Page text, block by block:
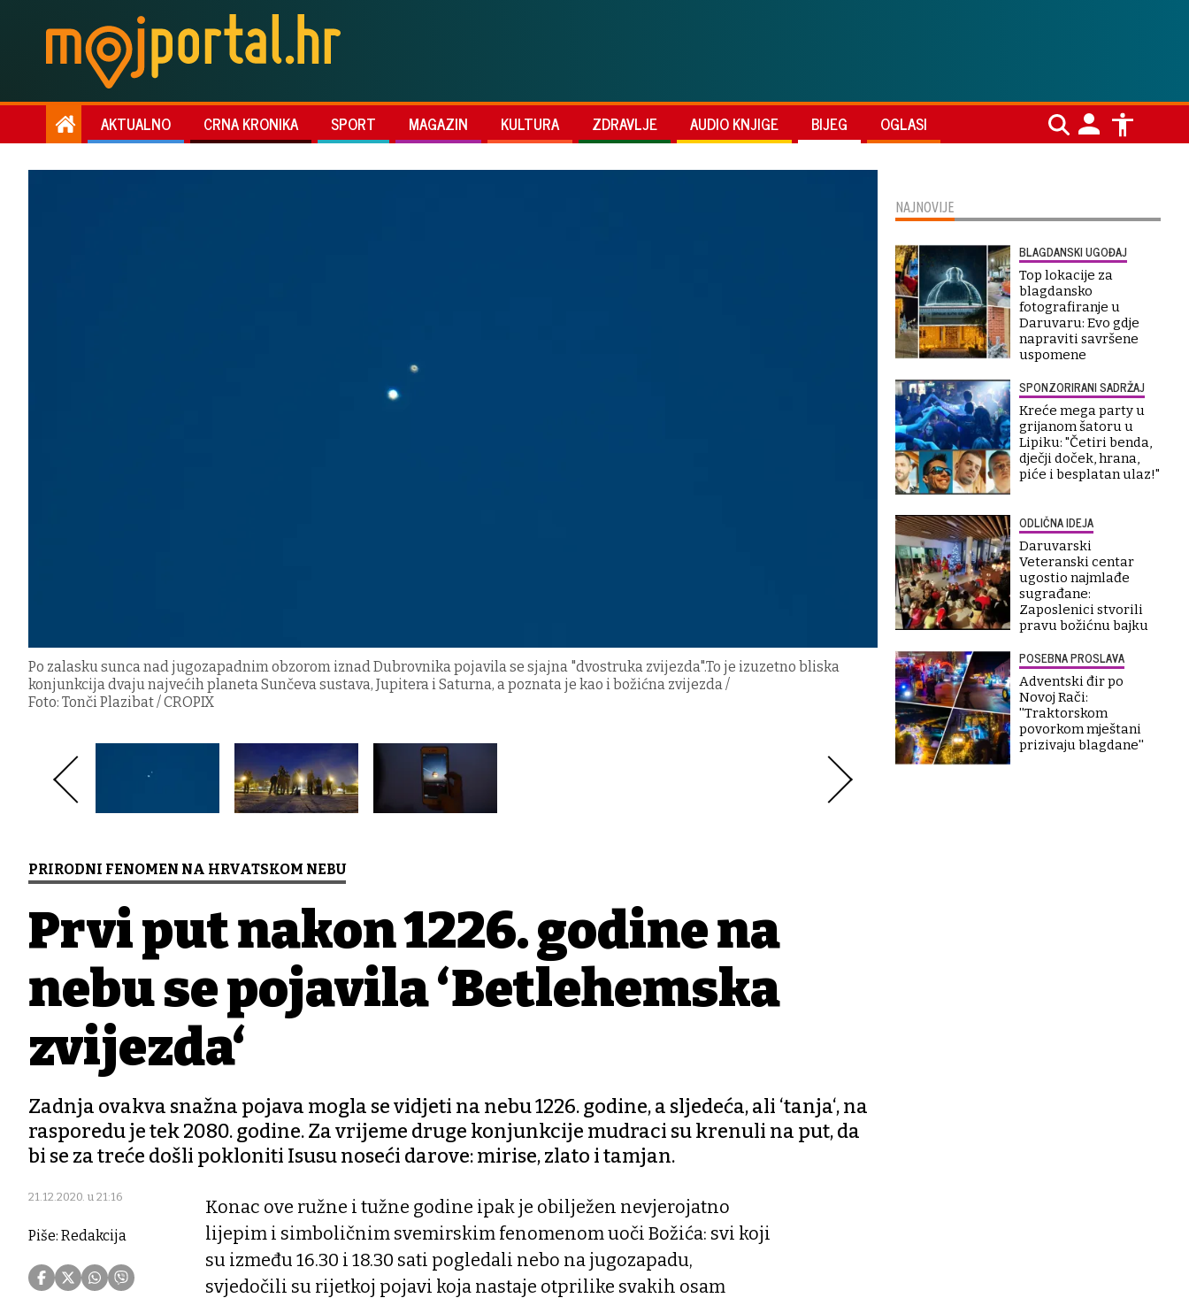
AKTUALNO CRNA KRONIKA SPORT MAGAZIN KULTURA ZDRAVLJE AUDIO KNJIGE BIJEG OGLASI
Po zalasku sunca nad jugozapadnim obzorom iznad Dubrovnika pojavila se sjajna "dvostruka zvijezda".To je izuzetno bliska
konjunkcija dvaju najvećih planeta Sunčeva sustava, Jupitera i Saturna, a poznata je kao i božićna zvijezda /
Foto: Tonči Plazibat / CROPIX
PRIRODNI FENOMEN NA HRVATSKOM NEBU
Prvi put nakon 1226. godine na
nebu se pojavila ‘Betlehemska
zvijezda‘
Zadnja ovakva snažna pojava mogla se vidjeti na nebu 1226. godine, a sljedeća, ali ‘tanja‘, na
rasporedu je tek 2080. godine. Za vrijeme druge konjunkcije mudraci su krenuli na put, da
bi se za treće došli pokloniti Isusu noseći darove: mirise, zlato i tamjan.
21.12.2020. u 21:16
Piše: Redakcija
Konac ove ružne i tužne godine ipak je obilježen nevjerojatno
lijepim i simboličnim svemirskim fenomenom uoči Božića: svi koji
su između 16.30 i 18.30 sati pogledali nebo na jugozapadu,
svjedočili su rijetkoj pojavi koja nastaje otprilike svakih osam
NAJNOVIJE
BLAGDANSKI UGOĐAJ
Top lokacije za
blagdansko
fotografiranje u
Daruvaru: Evo gdje
napraviti savršene
uspomene
SPONZORIRANI SADRŽAJ
Kreće mega party u
grijanom šatoru u
Lipiku: "Četiri benda,
dječji doček, hrana,
piće i besplatan ulaz!"
ODLIČNA IDEJA
Daruvarski
Veteranski centar
ugostio najmlađe
sugrađane:
Zaposlenici stvorili
pravu božićnu bajku
POSEBNA PROSLAVA
Adventski đir po
Novoj Rači:
''Traktorskom
povorkom mještani
prizivaju blagdane''